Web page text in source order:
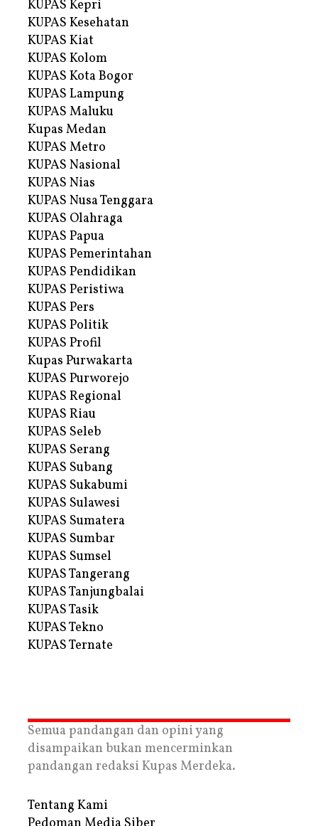
KUPAS Kepri
KUPAS Kesehatan
KUPAS Kiat
KUPAS Kolom
KUPAS Kota Bogor
KUPAS Lampung
KUPAS Maluku
Kupas Medan
KUPAS Metro
KUPAS Nasional
KUPAS Nias
KUPAS Nusa Tenggara
KUPAS Olahraga
KUPAS Papua
KUPAS Pemerintahan
KUPAS Pendidikan
KUPAS Peristiwa
KUPAS Pers
KUPAS Politik
KUPAS Profil
Kupas Purwakarta
KUPAS Purworejo
KUPAS Regional
KUPAS Riau
KUPAS Seleb
KUPAS Serang
KUPAS Subang
KUPAS Sukabumi
KUPAS Sulawesi
KUPAS Sumatera
KUPAS Sumbar
KUPAS Sumsel
KUPAS Tangerang
KUPAS Tanjungbalai
KUPAS Tasik
KUPAS Tekno
KUPAS Ternate
Semua pandangan dan opini yang
disampaikan bukan mencerminkan
pandangan redaksi Kupas Merdeka.
Tentang Kami